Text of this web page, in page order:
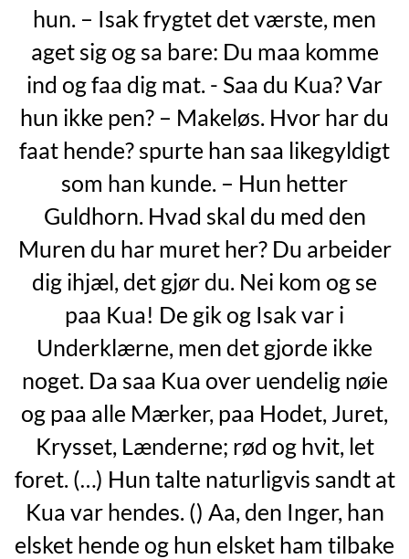
hun. – Isak frygtet det værste, men
aget sig og sa bare: Du maa komme
ind og faa dig mat. - Saa du Kua? Var
hun ikke pen? – Makeløs. Hvor har du
faat hende? spurte han saa likegyldigt
som han kunde. – Hun hetter
Guldhorn. Hvad skal du med den
Muren du har muret her? Du arbeider
dig ihjæl, det gjør du. Nei kom og se
paa Kua! De gik og Isak var i
Underklærne, men det gjorde ikke
noget. Da saa Kua over uendelig nøie
og paa alle Mærker, paa Hodet, Juret,
Krysset, Lænderne; rød og hvit, let
foret. (…) Hun talte naturligvis sandt at
Kua var hendes. () Aa, den Inger, han
elsket hende og hun elsket ham tilbake